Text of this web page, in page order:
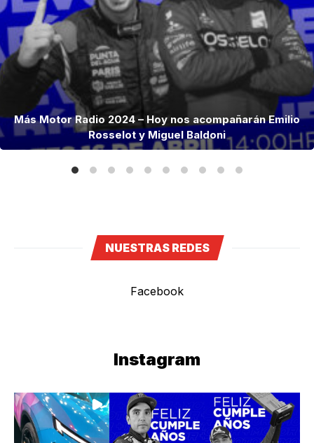
Más Motor Radio 2024 – Hoy nos acompañarán Emilio
Rosselot y Miguel Baldoni
NUESTRAS REDES
Facebook
Instagram